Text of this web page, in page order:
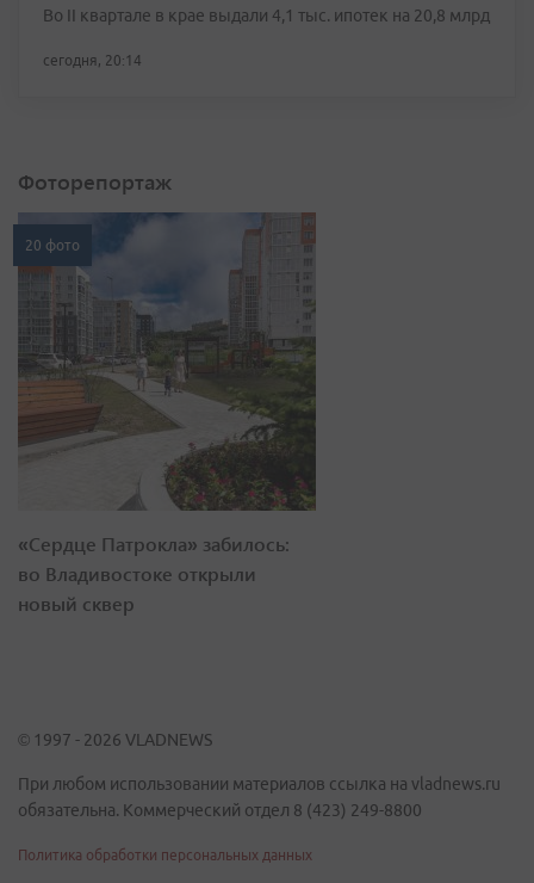
Во II квартале в крае выдали 4,1 тыс. ипотек на 20,8 млрд
сегодня, 20:14
Фоторепортаж
20 фото
«Сердце Патрокла» забилось:
во Владивостоке открыли
новый сквер
© 1997 - 2026 VLADNEWS
При любом использовании материалов ссылка на vladnews.ru
обязательна. Коммерческий отдел 8 (423) 249-8800
Политика обработки персональных данных